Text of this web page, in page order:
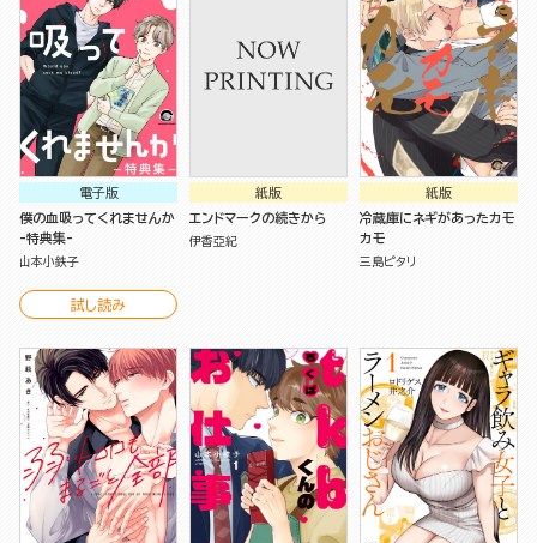
電子版
僕の血吸ってくれませんか
-特典集-
山本小鉄子
試し読み
紙版
エンドマークの続きから
伊香亞紀
紙版
冷蔵庫にネギがあったカモ
カモ
三島ピタリ